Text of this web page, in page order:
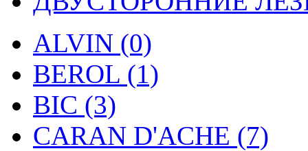
ALVIN (0)
BEROL (1)
BIC (3)
CARAN D'ACHE (7)